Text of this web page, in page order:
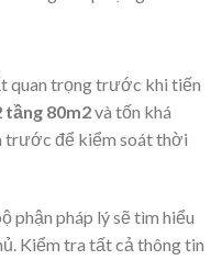
quan trọng trước khi tiến
tầng 80m2và tốn khá
trước để kiểm soát thời
phận pháp lý sẽ tìm hiểu
Kiểm tra tất cả thông tin